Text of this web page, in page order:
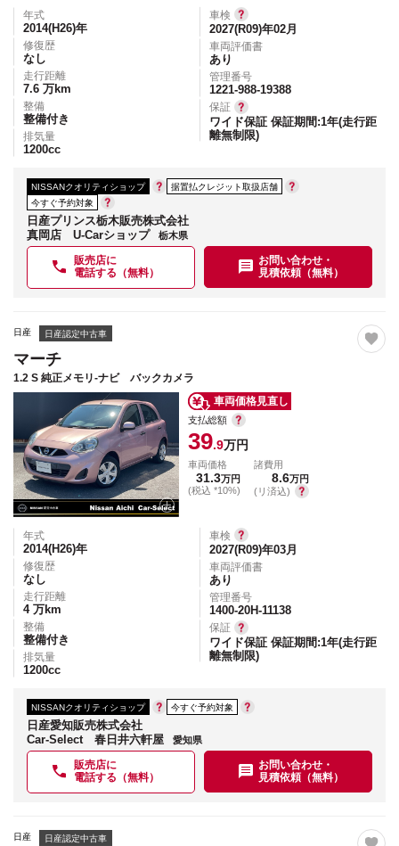
年式
2014(H26)年
修復歴
なし
走行距離
7.6 万km
整備
整備付き
排気量
1200cc
車検
2027(R09)年02月
車両評価書
あり
管理番号
1221-988-19388
保証
ワイド保証 保証期間:1年(走行距
離無制限)
NISSANクオリティショップ
据置払クレジット取扱店舗
今すぐ予約対象
日産プリンス栃木販売株式会社
真岡店 U-Carショップ
栃木県
販売店に
電話する（無料）
お問い合わせ・
見積依頼（無料）
日産 日産認定中古車
マーチ
1.2 S 純正メモリ-ナビ バックカメラ
車両価格見直し
支払総額
39.9万円
車両価格
31.3万円
(税込 *10%)
諸費用
8.6万円
(リ済込)
年式
2014(H26)年
修復歴
なし
走行距離
4 万km
整備
整備付き
排気量
1200cc
車検
2027(R09)年03月
車両評価書
あり
管理番号
1400-20H-11138
保証
ワイド保証 保証期間:1年(走行距
離無制限)
NISSANクオリティショップ 今すぐ予約対象
日産愛知販売株式会社
Car-Select 春日井六軒屋
愛知県
販売店に
電話する（無料）
お問い合わせ・
見積依頼（無料）
日産 日産認定中古車